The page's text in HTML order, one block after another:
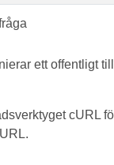
ett offentligt
cURL